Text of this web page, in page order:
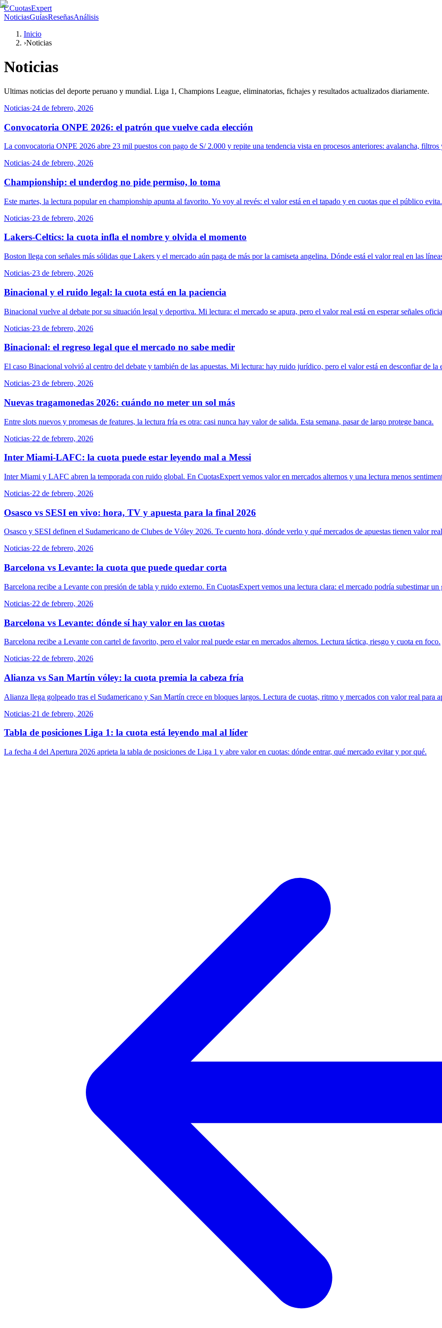
CCuotasExpert
NoticiasGuíasReseñasAnálisis
Inicio
›Noticias
Noticias
Ultimas noticias del deporte peruano y mundial. Liga 1, Champions League, eliminatorias, fichajes y resultados actualizados diariamente.
Noticias·24 de febrero, 2026
Convocatoria ONPE 2026: el patrón que vuelve cada elección
La convocatoria ONPE 2026 abre 23 mil puestos con pago de S/ 2.000 y repite una tendencia vista en procesos anteriores: avalancha, filtros
Noticias·24 de febrero, 2026
Championship: el underdog no pide permiso, lo toma
Este martes, la lectura popular en championship apunta al favorito. Yo voy al revés: el valor está en el tapado y en cuotas que el público evita.
Noticias·23 de febrero, 2026
Lakers-Celtics: la cuota infla el nombre y olvida el momento
Boston llega con señales más sólidas que Lakers y el mercado aún paga de más por la camiseta angelina. Dónde está el valor real en las
Noticias·23 de febrero, 2026
Binacional y el ruido legal: la cuota está en la paciencia
Binacional vuelve al debate por su situación legal y deportiva. Mi lectura: el mercado se apura, pero el valor real está en esperar señales
Noticias·23 de febrero, 2026
Binacional: el regreso legal que el mercado no sabe medir
El caso Binacional volvió al centro del debate y también de las apuestas. Mi lectura: hay ruido jurídico, pero el valor está en desconfiar de la
Noticias·23 de febrero, 2026
Nuevas tragamonedas 2026: cuándo no meter un sol más
Entre slots nuevos y promesas de features, la lectura fría es otra: casi nunca hay valor de salida. Esta semana, pasar de largo protege banca.
Noticias·22 de febrero, 2026
Inter Miami-LAFC: la cuota puede estar leyendo mal a Messi
Inter Miami y LAFC abren la temporada con ruido global. En CuotasExpert vemos valor en mercados alternos y una lectura menos
Noticias·22 de febrero, 2026
Osasco vs SESI en vivo: hora, TV y apuesta para la final 2026
Osasco y SESI definen el Sudamericano de Clubes de Vóley 2026. Te cuento hora, dónde verlo y qué mercados de apuestas tienen valor
Noticias·22 de febrero, 2026
Barcelona vs Levante: la cuota que puede quedar corta
Barcelona recibe a Levante con presión de tabla y ruido externo. En CuotasExpert vemos una lectura clara: el mercado podría subestimar un
Noticias·22 de febrero, 2026
Barcelona vs Levante: dónde sí hay valor en las cuotas
Barcelona recibe a Levante con cartel de favorito, pero el valor real puede estar en mercados alternos. Lectura táctica, riesgo y cuota en foco.
Noticias·22 de febrero, 2026
Alianza vs San Martín vóley: la cuota premia la cabeza fría
Alianza llega golpeado tras el Sudamericano y San Martín crece en bloques largos. Lectura de cuotas, ritmo y mercados con valor real para
Noticias·21 de febrero, 2026
Tabla de posiciones Liga 1: la cuota está leyendo mal al líder
La fecha 4 del Apertura 2026 aprieta la tabla de posiciones de Liga 1 y abre valor en cuotas: dónde entrar, qué mercado evitar y por qué.